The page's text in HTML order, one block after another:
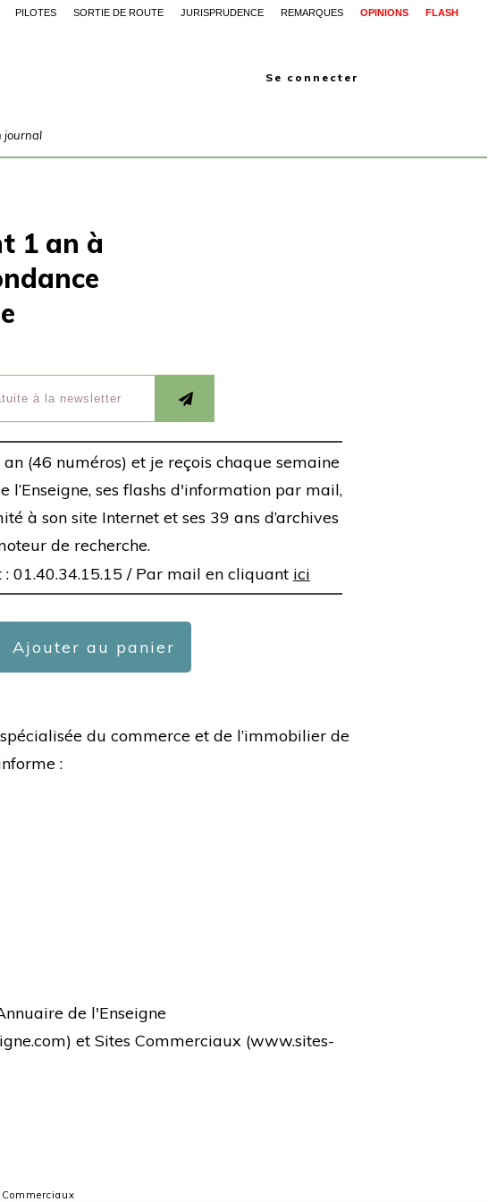
PILOTES SORTIE DE ROUTE JURISPRUDENCE REMARQUES OPINIONS FLASH
journal
Se connecter
1 an à
an (46 numéros) et je reçois chaque semaine
l’Enseigne, ses flashs d'information par mail,
à son site Internet et ses 39 ans d’archives
de recherche.
01.40.34.15.15 / Par mail en cliquant ici
Ajouter au panier
du commerce et de l’immobilier de
:
de l'Enseigne
) et Sites Commerciaux (www.sites-